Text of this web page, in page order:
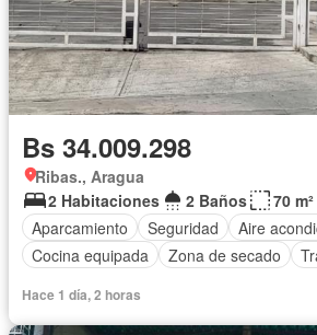
Bs 34.009.298
Ribas., Aragua
2 Habitaciones
2 Baños
70 m²
Aparcamiento
Seguridad
Aire
Cocina equipada
Zona de secado
Hace 1 día, 2 horas